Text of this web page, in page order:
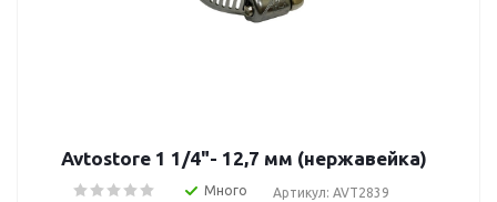
Avtostore 1 1/4"- 12,7 мм (нержавейка)
Много Артикул: AVT2839